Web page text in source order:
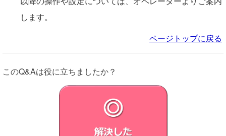
します。
ページトップに戻る
このQ&Aは役に立ちましたか？